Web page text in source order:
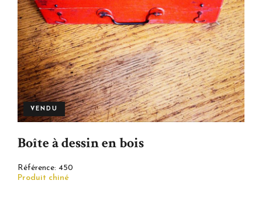
VENDU
Boîte à dessin en bois
Référence: 450
Produit chiné